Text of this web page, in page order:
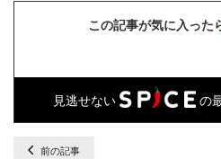
この記事が気に入った
見逃せない の
前の記事